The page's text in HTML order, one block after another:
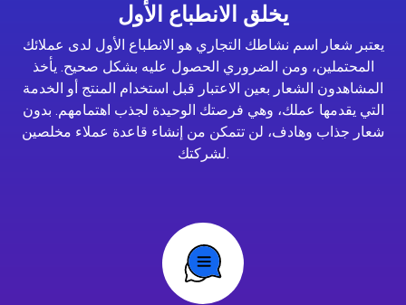
يخلق الانطباع الأول
يعتبر شعار اسم نشاطك التجاري هو الانطباع الأول لدى عملائك
المحتملين، ومن الضروري الحصول عليه بشكل صحيح. يأخذ
المشاهدون الشعار بعين الاعتبار قبل استخدام المنتج أو الخدمة
التي يقدمها عملك، وهي فرصتك الوحيدة لجذب اهتمامهم. بدون
شعار جذاب وهادف، لن تتمكن من إنشاء قاعدة عملاء مخلصين
لشركتك.